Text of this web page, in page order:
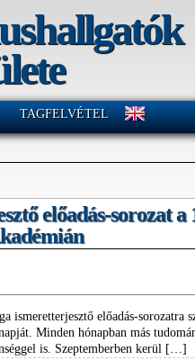
TAGFELVÉTEL
előadás-sorozat
előadás-sorozatra
Minden hónapban más
is. Szeptemberben kerül […]